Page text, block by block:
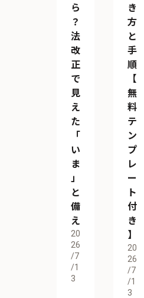
ら
？
法
改
正
で
見
え
た
「
い
ま
」
と
備
え
20
26
/7
/1
3
き
方
と
手
順
【
無
料
テ
ン
プ
レ
ー
ト
付
き
】
20
26
/7
/1
3